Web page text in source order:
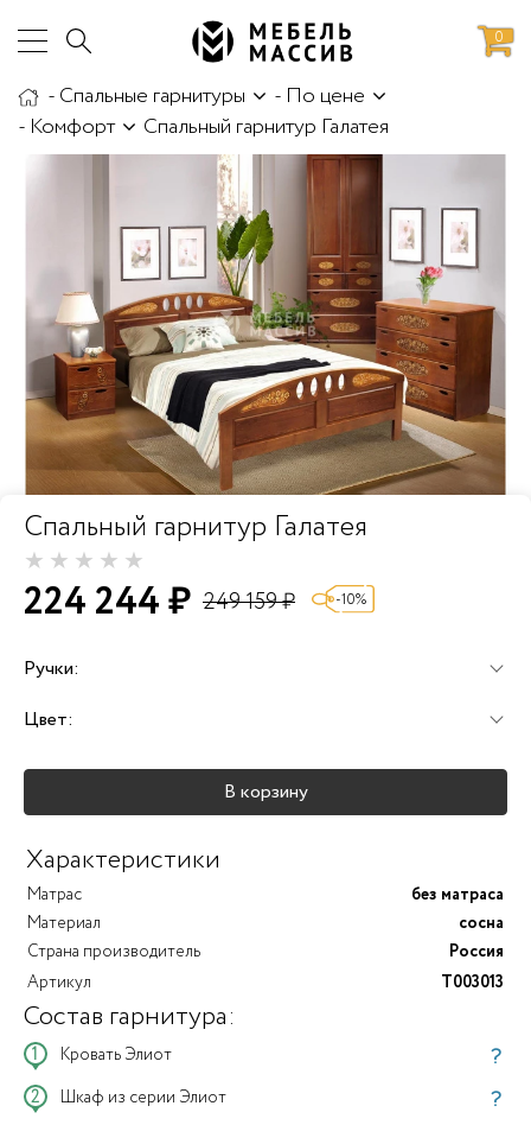
Доставка и сборка
0
-Спальные гарнитуры - По цене
- Комфорт Спальный гарнитур Галатея
Спальный гарнитур Галатея
224 244 ₽ 249 159 ₽ -10%
Ручки:
Цвет:
В корзину
Характеристики
Матрас
без матраса
Материал
сосна
Страна производитель
Россия
Артикул
T003013
Состав гарнитура:
Кровать Элиот ?
Шкаф из серии Элиот ?